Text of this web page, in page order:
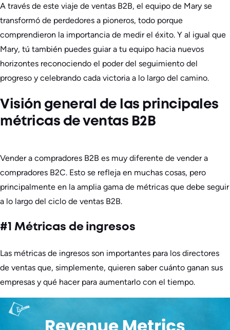
A través de este viaje de ventas B2B, el equipo de Mary se
transformó de perdedores a pioneros, todo porque
comprendieron la importancia de medir el éxito. Y al igual que
Mary, tú también puedes guiar a tu equipo hacia nuevos
horizontes reconociendo el poder del seguimiento del
progreso y celebrando cada victoria a lo largo del camino.
Visión general de las principales
métricas de ventas B2B
Vender a compradores B2B es muy diferente de vender a
compradores B2C. Esto se refleja en muchas cosas, pero
principalmente en la amplia gama de métricas que debe seguir
a lo largo del ciclo de ventas B2B.
#1 Métricas de ingresos
Las métricas de ingresos son importantes para los directores
de ventas que, simplemente, quieren saber cuánto ganan sus
empresas y qué hacer para aumentarlo con el tiempo.